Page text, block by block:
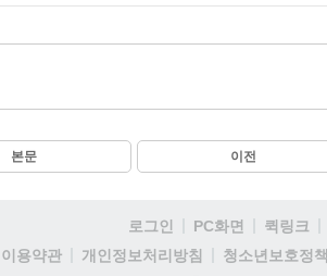
본문 이전
로그인 PC화면 퀵링크
이용약관
개인정보처리방침 청소년보호정책